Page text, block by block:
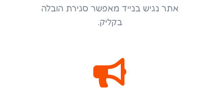
אתר נגיש בנייד מאפשר סגירת הובלה
בקליק.
